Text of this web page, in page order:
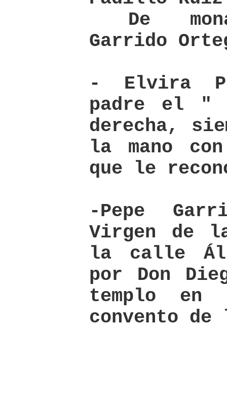
De
Garrido
- Elvira
padre el "
derecha,
la mano
que le
-Pepe
Virgen de
la calle
por Don
templo
convento